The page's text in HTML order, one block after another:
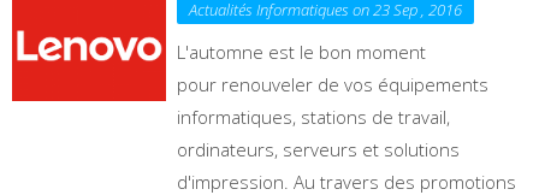
Actualités Informatiques on 23 Sep , 2016
L'automne est le bon moment
pour renouveler de vos équipements
informatiques, stations de travail,
ordinateurs, serveurs et solutions
d'impression. Au travers des promotions